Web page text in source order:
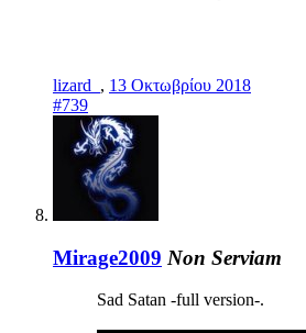
lizard_ , 13 Οκτωβρίου 2018
#739
Mirage2009 Non Serviam
Sad Satan -full version-.